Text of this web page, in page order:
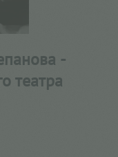
-
театра